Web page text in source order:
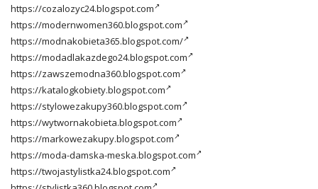
https://cozalozyc24.blogspot.com
https://modernwomen360.blogspot.com
https://modnakobieta365.blogspot.com/
https://modadlakazdego24.blogspot.com
https://zawszemodna360.blogspot.com
https://katalogkobiety.blogspot.com
https://stylowezakupy360.blogspot.com
https://wytwornakobieta.blogspot.com
https://markowezakupy.blogspot.com
https://moda-damska-meska.blogspot.com
https://twojastylistka24.blogspot.com